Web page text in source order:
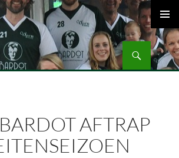
Vips Bardot
MENU
AFTRAP